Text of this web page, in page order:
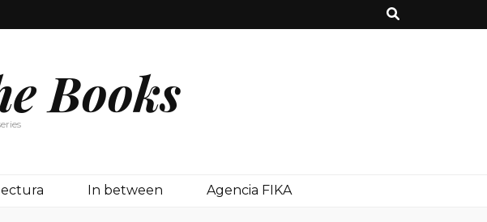
Books
In between Agencia FIKA